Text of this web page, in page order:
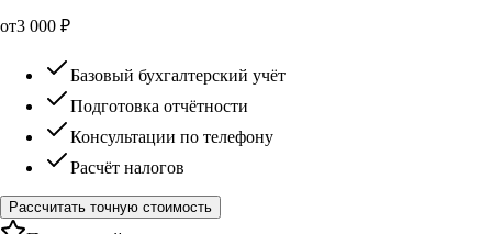
от3 000 ₽
Базовый бухгалтерский учёт
Подготовка отчётности
Консультации по телефону
Расчёт налогов
Рассчитать точную стоимость